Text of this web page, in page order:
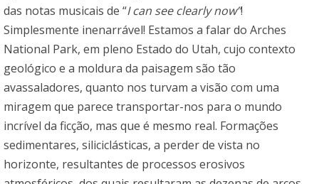
das notas musicais de “I can see clearly now”!
Simplesmente inenarrável! Estamos a falar do Arches
National Park, em pleno Estado do Utah, cujo contexto
geológico e a moldura da paisagem são tão
avassaladores, quanto nos turvam a visão com uma
miragem que parece transportar-nos para o mundo
incrível da ficção, mas que é mesmo real. Formações
sedimentares, siliciclásticas, a perder de vista no
horizonte, resultantes de processos erosivos